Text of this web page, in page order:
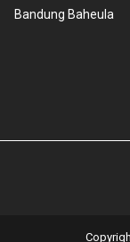
Bandung Baheula